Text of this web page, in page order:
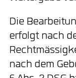
Die
erfolgt nach
nach dem